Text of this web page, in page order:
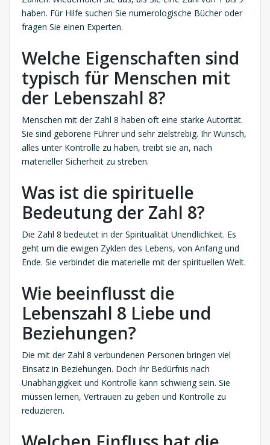
haben. Für Hilfe suchen Sie numerologische Bücher oder
fragen Sie einen Experten.
Welche Eigenschaften sind
typisch für Menschen mit
der Lebenszahl 8?
Menschen mit der Zahl 8 haben oft eine starke Autorität.
Sie sind geborene Führer und sehr zielstrebig. Ihr Wunsch,
alles unter Kontrolle zu haben, treibt sie an, nach
materieller Sicherheit zu streben.
Was ist die spirituelle
Bedeutung der Zahl 8?
Die Zahl 8 bedeutet in der Spiritualität Unendlichkeit. Es
geht um die ewigen Zyklen des Lebens, von Anfang und
Ende. Sie verbindet die materielle mit der spirituellen Welt.
Wie beeinflusst die
Lebenszahl 8 Liebe und
Beziehungen?
Die mit der Zahl 8 verbundenen Personen bringen viel
Einsatz in Beziehungen. Doch ihr Bedürfnis nach
Unabhängigkeit und Kontrolle kann schwierig sein. Sie
müssen lernen, Vertrauen zu geben und Kontrolle zu
reduzieren.